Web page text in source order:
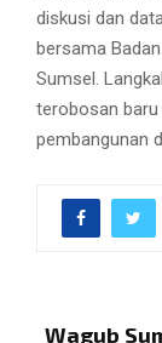
diskusi dan
bersama
Sumsel.
terobosan baru
pembangunan
Wagub